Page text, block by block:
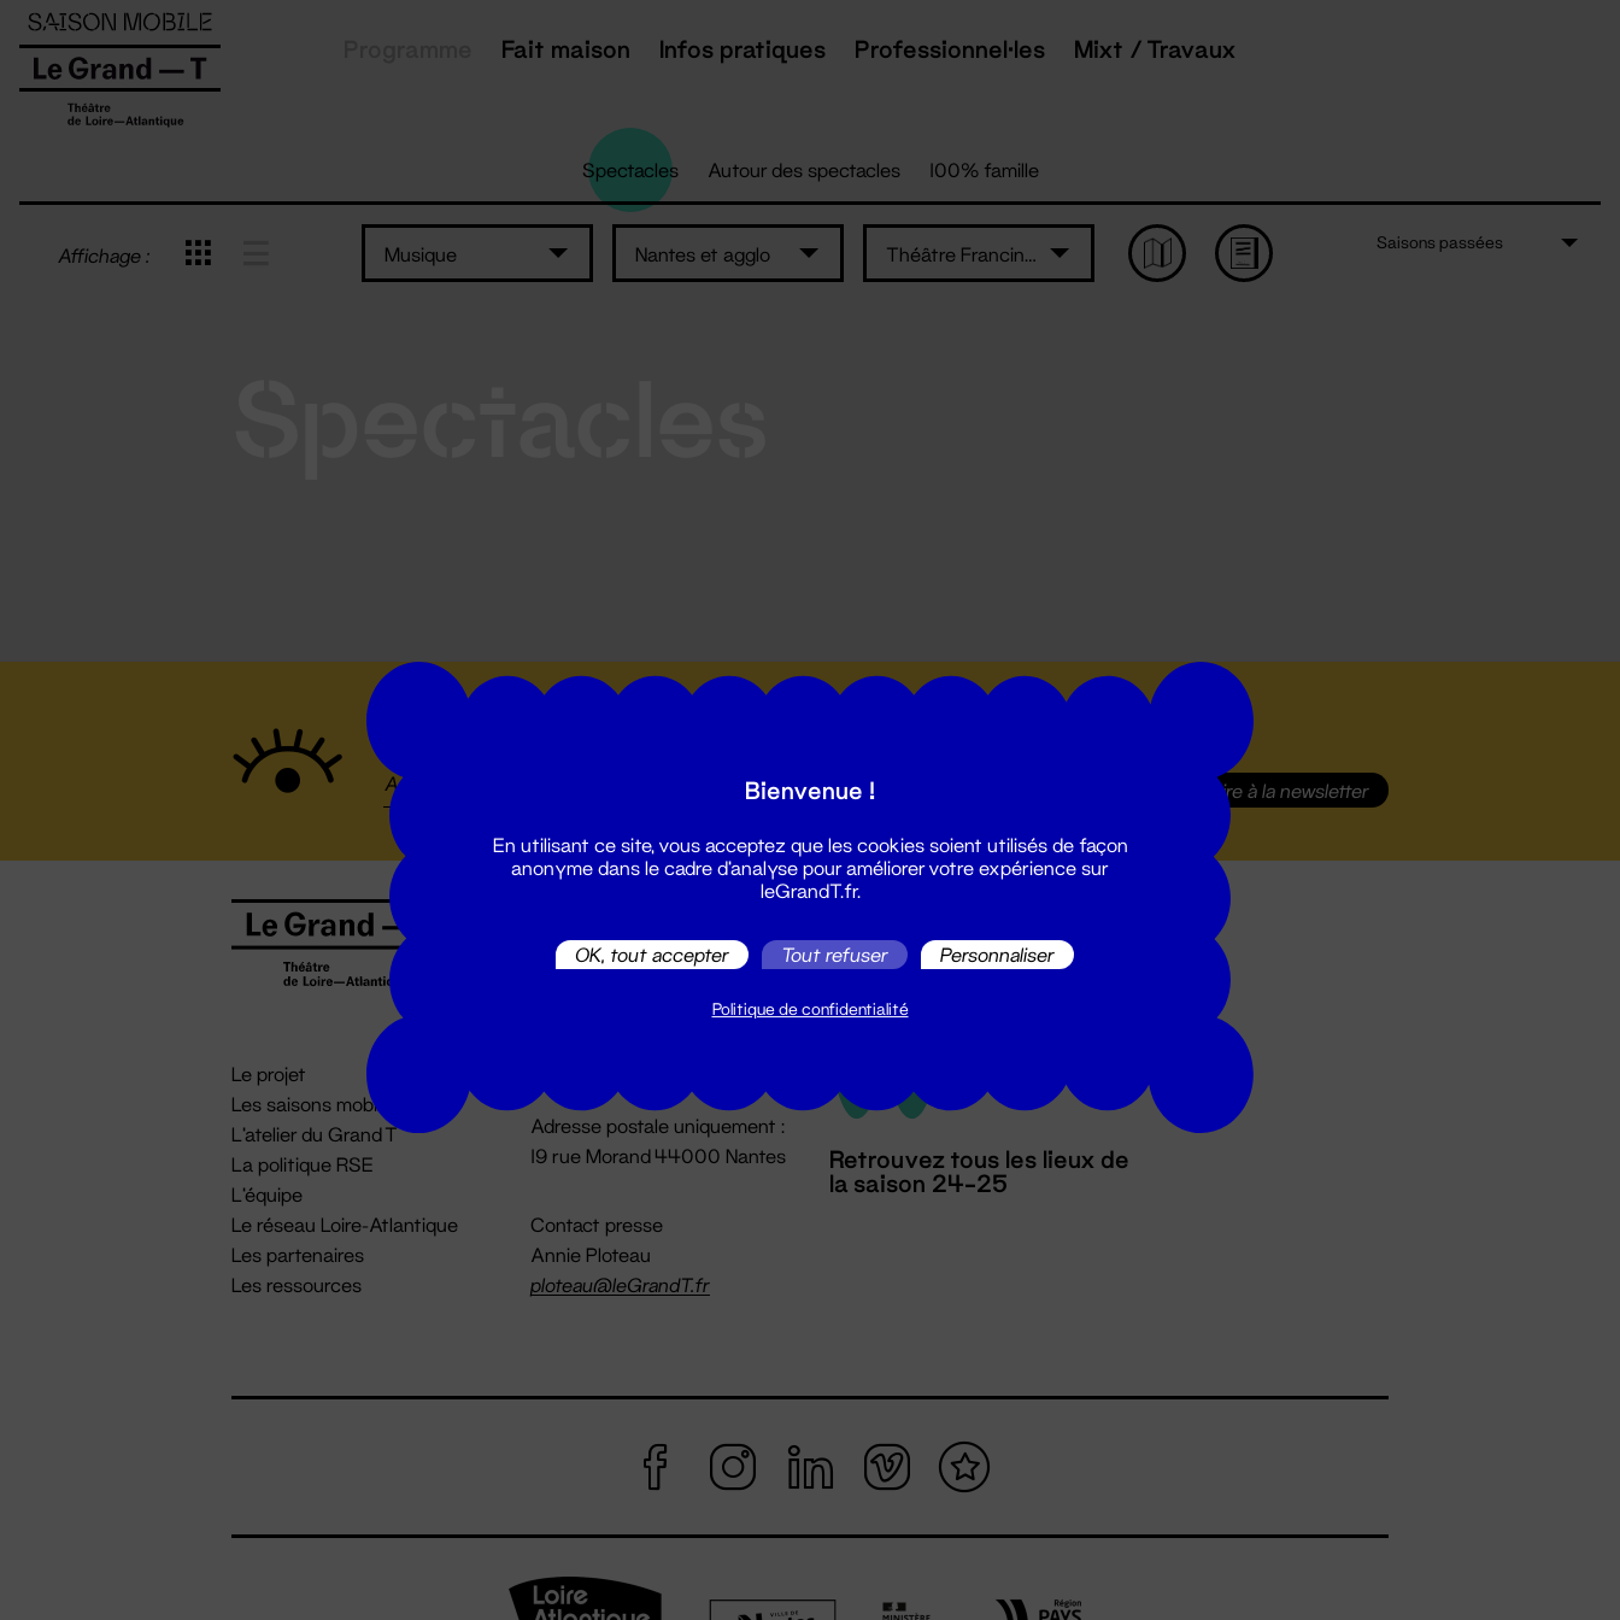
Fait maison Infos pratiques Professionnel·les Mixt / Travaux
Spectacles Autour des spectacles 100% famille
Affichage : Musique Nantes et agglo Théâtre Francine Vasse
Saisons passées
S'inscrire à la newsletter
Le projet
Les saisons mobiles
L'atelier du Grand T
La politique RSE
L'équipe
Le réseau Loire-Atlantique
Les partenaires
Les ressources
02 51 88 25 25
billetterie@leGrandT.fr
Du lundi au vendredi 14h → 18h
Adresse postale uniquement :
19 rue Morand 44000 Nantes
Contact presse
Annie Ploteau
ploteau@leGrandT.fr
Retrouvez tous les lieux de
la saison 24-25
Panneau de gestion des cookies
Bienvenue !
En utilisant ce site, vous acceptez que les cookies soient utilisés de façon
anonyme dans le cadre d'analyse pour améliorer votre expérience sur
leGrandT.fr.
OK, tout accepter Tout refuser Personnaliser
Politique de confidentialité